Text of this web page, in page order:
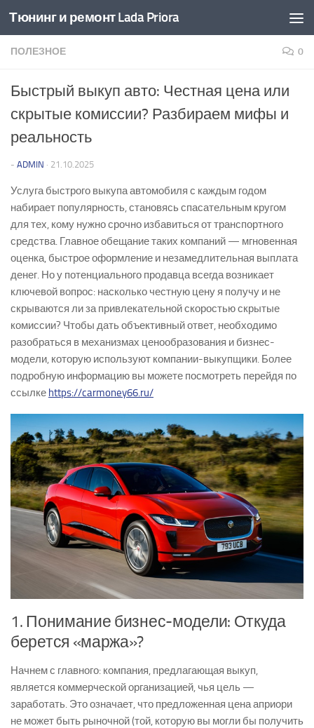
Перейти к содержимому
Тюнинг и ремонт Lada Priora
ПОЛЕЗНОЕ 0
Быстрый выкуп авто: Честная цена или
скрытые комиссии? Разбираем мифы и
реальность
- ADMIN · 21.10.2025
Услуга быстрого выкупа автомобиля с каждым годом
набирает популярность, становясь спасательным кругом
для тех, кому нужно срочно избавиться от транспортного
средства. Главное обещание таких компаний — мгновенная
оценка, быстрое оформление и незамедлительная выплата
денег. Но у потенциального продавца всегда возникает
ключевой вопрос: насколько честную цену я получу и не
скрываются ли за привлекательной скоростью скрытые
комиссии? Чтобы дать объективный ответ, необходимо
разобраться в механизмах ценообразования и бизнес-
модели, которую используют компании-выкупщики. Более
подробную информацию вы можете посмотреть перейдя по
ссылке https://carmoney66.ru/
1. Понимание бизнес-модели: Откуда
берется «маржа»?
Начнем с главного: компания, предлагающая выкуп,
является коммерческой организацией, чья цель —
заработать. Это означает, что предложенная ценааприори
не может быть рыночной(той, которую вы могли бы получить